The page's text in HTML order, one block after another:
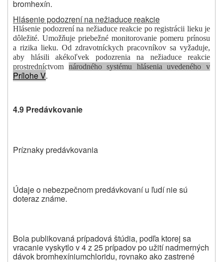
bromhexín.
Hlásenie podozrení na nežiaduce reakcie
Hlásenie podozrení na nežiaduce reakcie po registrácii lieku je
dôležité. Umožňuje priebežné monitorovanie pomeru prínosu
a rizika lieku. Od zdravotníckych pracovníkov sa vyžaduje,
aby hlásili akékoľvek podozrenia na nežiaduce reakcie
prostredníctvom národného systému hlásenia uvedeného v
Prílohe V.
4.9 Predávkovanie
Príznaky predávkovania
Údaje o nebezpečnom predávkovaní u ľudí nie sú
doteraz známe.
Bola publikovaná prípadová štúdia, podľa ktorej sa
vracanie vyskytlo v 4 z 25 prípadov po užití nadmerných
dávok bromhexíniumchloridu, rovnako ako zastrené